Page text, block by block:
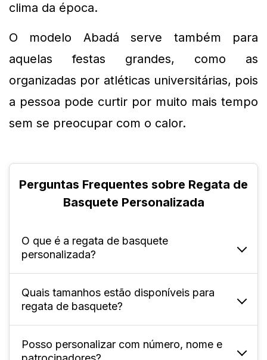
clima da época.
O modelo Abadá serve também para
aquelas festas grandes, como as
organizadas por atléticas universitárias, pois
a pessoa pode curtir por muito mais tempo
sem se preocupar com o calor.
Perguntas Frequentes sobre Regata de
Basquete Personalizada
O que é a regata de basquete
personalizada?
É uma peça esportiva feita sob medida, com
possibilidade de incluir design, nome, número
e logotipo da equipe.
Quais tamanhos estão disponíveis para
regata de basquete?
Disponível para adultos nos tamanhos P ao
Posso personalizar com número, nome e